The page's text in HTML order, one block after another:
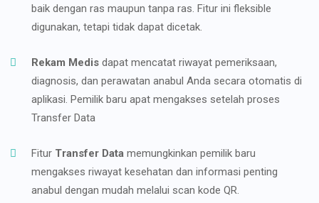
baik dengan ras maupun tanpa ras. Fitur ini fleksible
digunakan, tetapi tidak dapat dicetak.
Rekam Medis dapat mencatat riwayat pemeriksaan,
diagnosis, dan perawatan anabul Anda secara otomatis di
aplikasi. Pemilik baru apat mengakses setelah proses
Transfer Data
Fitur Transfer Data memungkinkan pemilik baru
mengakses riwayat kesehatan dan informasi penting
anabul dengan mudah melalui scan kode QR.